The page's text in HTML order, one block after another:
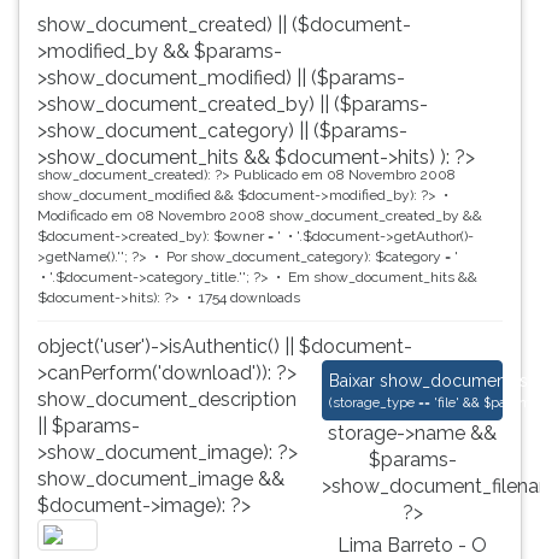
show_document_created) || ($document-
>modified_by && $params-
>show_document_modified) || ($params-
>show_document_created_by) || ($params-
>show_document_category) || ($params-
>show_document_hits && $document->hits) ): ?>
show_document_created): ?> Publicado em 08 Novembro 2008
show_document_modified && $document->modified_by): ?>
Modificado em 08 Novembro 2008 show_document_created_by &&
$document->created_by): $owner = '
'.$document->getAuthor()-
>getName().''; ?> Por show_document_category): $category = '
'.$document->category_title.''; ?> Em show_document_hits &&
$document->hits): ?>
1754 downloads
object('user')->isAuthentic() || $document-
>canPerform('download')): ?>
Baixar Lima Barreto - O
(storage_type == 'file' &&
storage->name &&
$params-
?>
Lima Barreto - O
show_document_description
|| $params-
>show_document_image): ?>
show_document_image &&
$document->image): ?>